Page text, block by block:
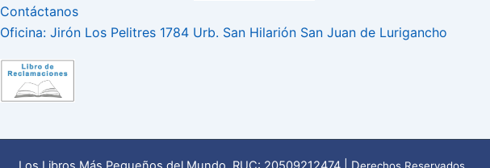
Contáctanos
Oficina: Jirón Los Pelitres 1784 Urb. San Hilarión San Juan de Lurigancho